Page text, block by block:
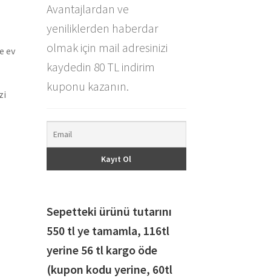
ev
Avantajlardan ve
yeniliklerden haberdar
olmak için mail adresinizi
kaydedin 80 TL indirim
kuponu kazanın.
Sepetteki ürünü tutarını
550 tl ye tamamla, 116tl
yerine 56 tl kargo öde
(kupon kodu yerine, 60tl